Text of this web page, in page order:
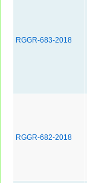
RGGR-683-2018
RGGR-682-2018